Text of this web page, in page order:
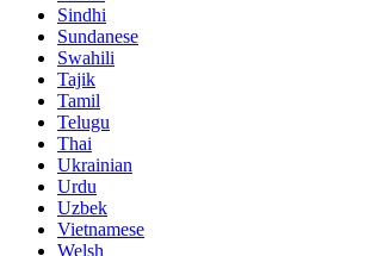
Sindhi
Sundanese
Swahili
Tajik
Tamil
Telugu
Thai
Ukrainian
Urdu
Uzbek
Vietnamese
Welsh